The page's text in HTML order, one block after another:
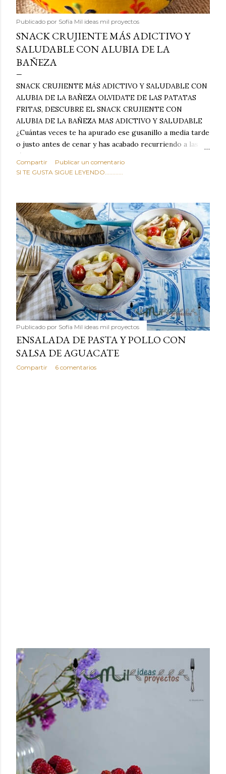
Publicado por Sofía Mil ideas mil proyectos
SNACK CRUJIENTE MÁS ADICTIVO Y
SALUDABLE CON ALUBIA DE LA
BAÑEZA
SNACK CRUJIENTE MÁS ADICTIVO Y SALUDABLE CON
ALUBIA DE LA BAÑEZA OLVIDATE DE LAS PATATAS
FRITAS, DESCUBRE EL SNACK CRUJIENTE CON
ALUBIA DE LA BAÑEZA MAS ADICTIVO Y SALUDABLE
¿Cuántas veces te ha apurado ese gusanillo a media tarde
o justo antes de cenar y has acabado recurriendo a las
típicas patatas de bolsa, frutos secos fritos o snacks
ultraprocesados llenos de grasas saturadas y sodio?
sabroso, con ese toque tostado y crujiente que tanto nos
satisface. Estas alubias crujientes al horno van a cambiar
por completo tu forma de ver las legumbres. Olvídate de
asociar las alubias únicamente a los guisos tradicionales y
copiosos de invierno. Con esta receta simple pero
revolucionaria, transformaremos un ingrediente tan
humilde como la alubia de La Bañeza en un snack ligero,
dorado, cargado de proteína y 100% natural. Es el
sustituto perfecto a los frutos se...
Compartir
Publicar un comentario
SI TE GUSTA SIGUE LEYENDO............
Publicado por Sofía Mil ideas mil proyectos
ENSALADA DE PASTA Y POLLO CON
SALSA DE AGUACATE
Compartir 6 comentarios